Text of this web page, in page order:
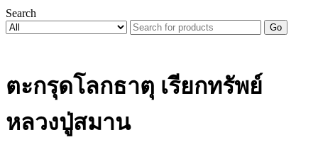
Search
Go
ตะกรุดโลกธาตุ เรียกทรัพย์
หลวงปู่สมาน